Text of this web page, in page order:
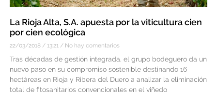
La Rioja Alta, S.A. apuesta por la viticultura cien
por cien ecológica
22/03/2018 13:21 No hay comentarios
Tras décadas de gestión integrada, el grupo bodeguero da un
nuevo paso en su compromiso sostenible destinando 16
hectáreas en Rioja y Ribera del Duero a analizar la eliminación
total de fitosanitarios convencionales en el viñedo